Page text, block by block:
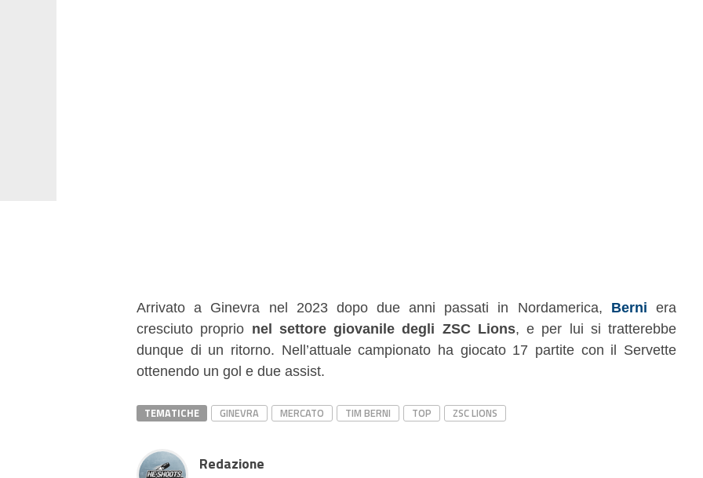
Arrivato a Ginevra nel 2023 dopo due anni passati in Nordamerica, Berni era
cresciuto proprio nel settore giovanile degli ZSC Lions, e per lui si tratterebbe
dunque di un ritorno. Nell’attuale campionato ha giocato 17 partite con il Servette
ottenendo un gol e due assist.
TEMATICHE GINEVRA MERCATO TIM BERNI TOP ZSC LIONS
Redazione